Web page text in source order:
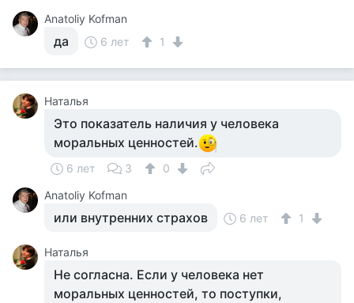
Anatoliy Kofman
да 6 лет 1
Наталья
Это показатель наличия у человека
моральных ценностей.
6 лет 3
0
Anatoliy Kofman
или внутренних страхов 6 лет 1
Наталья
Не согласна. Если у человека нет
моральных ценностей, то поступки,